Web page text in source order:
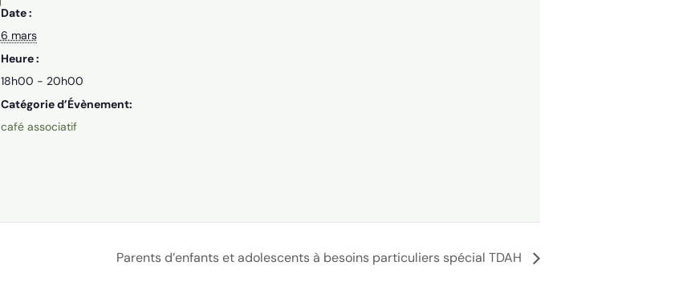
Date :
6 mars
Heure :
18h00 - 20h00
Catégorie d’Évènement:
café associatif
Parents d’enfants et adolescents à besoins particuliers spécial TDAH